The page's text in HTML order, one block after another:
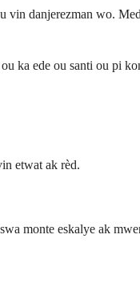
danjerezman wo.
ka ede ou santi ou pi
etwat ak rèd.
monte eskalye ak